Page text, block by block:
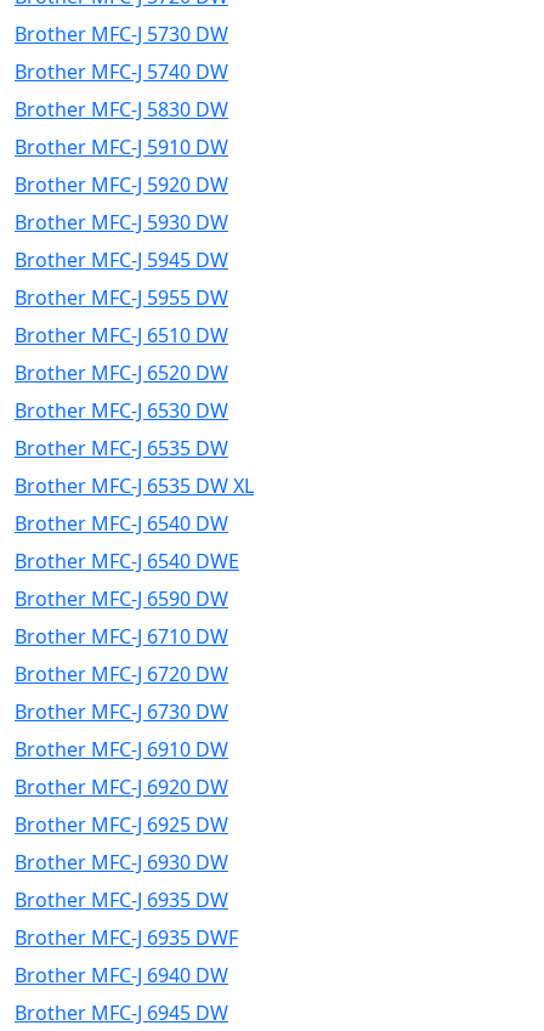
Brother MFC-J 5730 DW
Brother MFC-J 5740 DW
Brother MFC-J 5830 DW
Brother MFC-J 5910 DW
Brother MFC-J 5920 DW
Brother MFC-J 5930 DW
Brother MFC-J 5945 DW
Brother MFC-J 5955 DW
Brother MFC-J 6510 DW
Brother MFC-J 6520 DW
Brother MFC-J 6530 DW
Brother MFC-J 6535 DW
Brother MFC-J 6535 DW XL
Brother MFC-J 6540 DW
Brother MFC-J 6540 DWE
Brother MFC-J 6590 DW
Brother MFC-J 6710 DW
Brother MFC-J 6720 DW
Brother MFC-J 6730 DW
Brother MFC-J 6910 DW
Brother MFC-J 6920 DW
Brother MFC-J 6925 DW
Brother MFC-J 6930 DW
Brother MFC-J 6935 DW
Brother MFC-J 6935 DWF
Brother MFC-J 6940 DW
Brother MFC-J 6945 DW